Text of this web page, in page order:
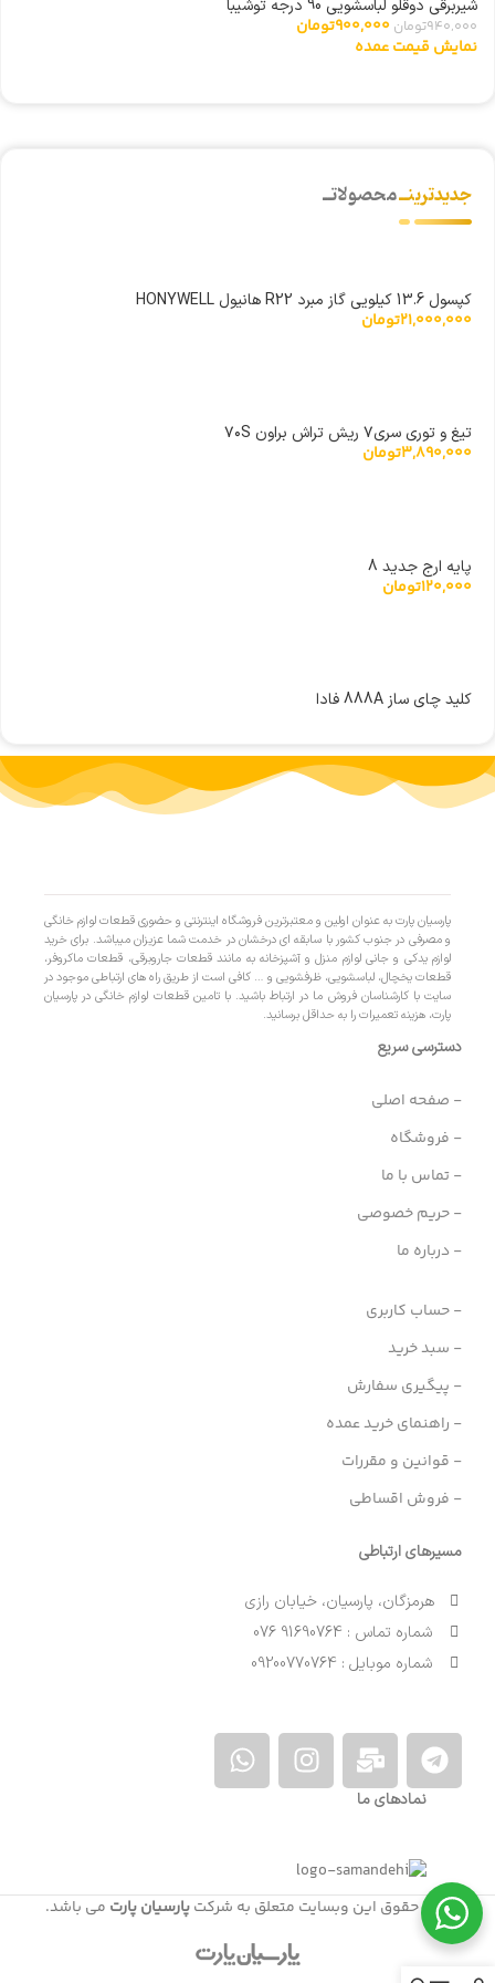
شیربرقی دوقلو لباسشویی 90 درجه توشیبا
940,000تومان 900,000تومان
نمایش قیمت عمده
جدیدترینــمحصولاتــ
کپسول 13.6 کیلویی گاز مبرد R22 هانیول HONYWELL
21,000,000تومان
تیغ و توری سری۷ ریش تراش براون ۷۰S
3,890,000تومان
پایه ارج جدید 8
120,000تومان
کلید چای ساز 888A فادا
پارسیان پارت به عنوان اولین و معتبرترین فروشگاه اینترنتی و حضوری قطعات لوازم خانگی
و مصرفی در جنوب کشور با سابقه ای درخشان در خدمت شما عزیزان میباشد. برای خرید
لوازم یدکی و جانی لوازم منزل و آشپزخانه به مانند قطعات جاروبرقی، قطعات ماکروفر،
قطعات یخچال، لباسشویی، ظرفشویی و … کافی است از طریق راه های ارتباطی موجود در
سایت با کارشناسان فروش ما در ارتباط باشید. با تامین قطعات لوازم خانگی در پارسیان
پارت، هزینه تعمیرات را به حداقل برسانید.
دسترسی سریع
- صفحه اصلی
- فروشگاه
- تماس با ما
- حریم خصوصی
- درباره ما
- حساب کاربری
- سبد خرید
- پیگیری سفارش
- راهنمای خرید عمده
- قوانین و مقررات
- فروش اقساطی
مسیرهای ارتباطی
هرمزگان، پارسیان، خیابان رازی
شماره تماس : 91690764 076
شماره موبایل : 09200770764
نمادهای ما
کلیه حقوق این وبسایت متعلق به شرکتپارسیان پارت می باشد.